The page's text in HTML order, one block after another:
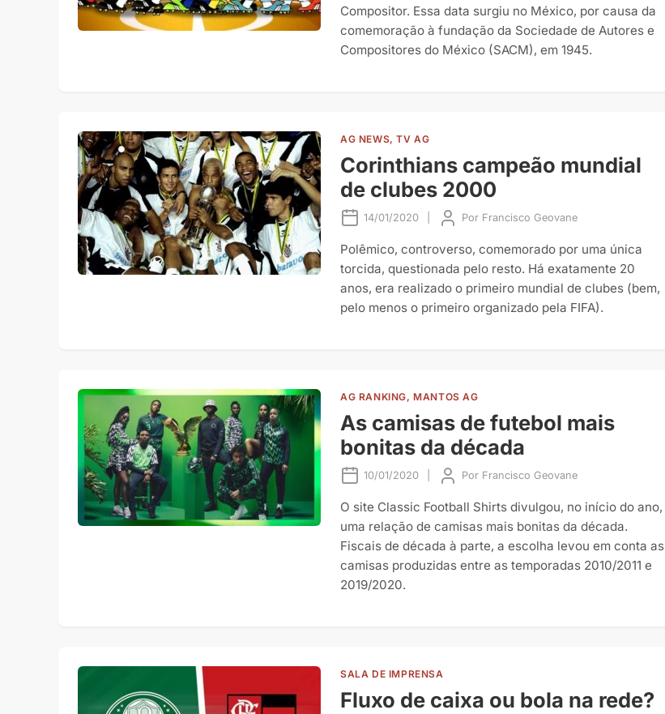
Compositor. Essa data surgiu no México, por causa da
comemoração à fundação da Sociedade de Autores e
Compositores do México (SACM), em 1945.
AG NEWS, TV AG
Corinthians campeão mundial
de clubes 2000
14/01/2020 Por Francisco Geovane
Polêmico, controverso, comemorado por uma única
torcida, questionada pelo resto. Há exatamente 20
anos, era realizado o primeiro mundial de clubes (bem,
pelo menos o primeiro organizado pela FIFA).
AG RANKING, MANTOS AG
As camisas de futebol mais
bonitas da década
10/01/2020 Por Francisco Geovane
O site Classic Football Shirts divulgou, no início do ano,
uma relação de camisas mais bonitas da década.
Fiscais de década à parte, a escolha levou em conta as
camisas produzidas entre as temporadas 2010/2011 e
2019/2020.
SALA DE IMPRENSA
Fluxo de caixa ou bola na rede?